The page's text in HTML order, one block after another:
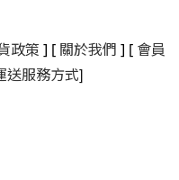
政策 ] [ 關於我們 ] [ 會員
送服務方式]